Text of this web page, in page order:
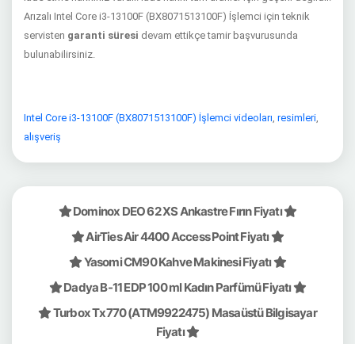
Arızalı Intel Core i3-13100F (BX8071513100F) İşlemci için teknik
servisten garanti süresi devam ettikçe tamir başvurusunda
bulunabilirsiniz.
Intel Core i3-13100F (BX8071513100F) İşlemci videoları, resimleri,
alışveriş
Dominox DEO 62 XS Ankastre Fırın Fiyatı
AirTies Air 4400 Access Point Fiyatı
Yasomi CM90 Kahve Makinesi Fiyatı
Dadya B-11 EDP 100 ml Kadın Parfümü Fiyatı
Turbox Tx770 (ATM9922475) Masaüstü Bilgisayar
Fiyatı